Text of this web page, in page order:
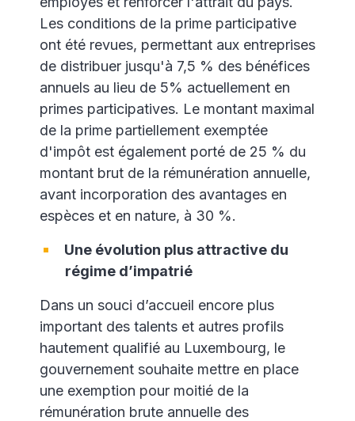
Les conditions de la prime participative
ont été revues, permettant aux entreprises
de distribuer jusqu'à 7,5 % des bénéfices
annuels au lieu de 5% actuellement en
primes participatives. Le montant maximal
de la prime partiellement exemptée
d'impôt est également porté de 25 % du
montant brut de la rémunération annuelle,
avant incorporation des avantages en
espèces et en nature, à 30 %.
Une évolution plus attractive du
régime d’impatrié
Dans un souci d’accueil encore plus
important des talents et autres profils
hautement qualifié au Luxembourg, le
gouvernement souhaite mettre en place
une exemption pour moitié de la
rémunération brute annuelle des